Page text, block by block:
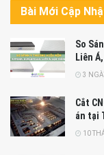
Bài Mới Cập
So
Liên
3
Cắt
án tại
10